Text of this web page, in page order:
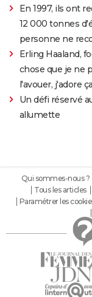
En 1997, ils ont
12 000 tonnes
personne ne
Erling Haaland,
chose que je ne
l'avouer, j'adore
Un défi réservé
allumette
Qui sommes-nous ?
Tous les articles
Paramétrer les